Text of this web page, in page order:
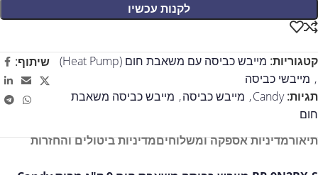
לקנות עכשיו
קטגוריות: מייבש כביסה עם משאבת חום (Heat Pump)
, מייבשי כביסה
תגיות: Candy
, מייבש כביסה, מייבש כביסה משאבת
חום
שיתוף:
תיאורמדיניות אספקה ומשלוחיםמדיניות ביטולים והחזרות